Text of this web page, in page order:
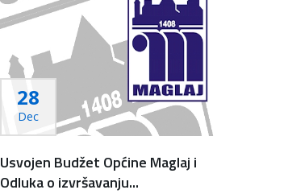
28
Dec
Usvojen Budžet Općine Maglaj i
Odluka o izvršavanju...